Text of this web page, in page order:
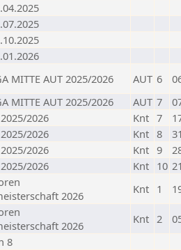
MITTE AUT 2025/2026 AUT 6
MITTE AUT 2025/2026 AUT 7
2026 Knt 7
2026 Knt 8
2026 Knt 9
2026 Knt 10
2026
Knt 1
2026
Knt 2
8